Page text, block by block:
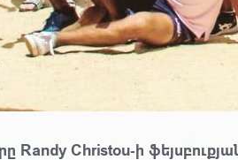
Randy Christou-ի